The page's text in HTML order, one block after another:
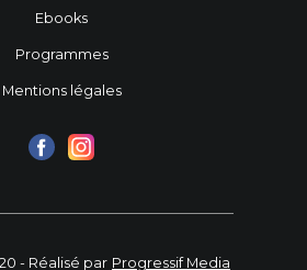
Ebooks
Programmes
Mentions légales
- Réalisé par Progressif Media